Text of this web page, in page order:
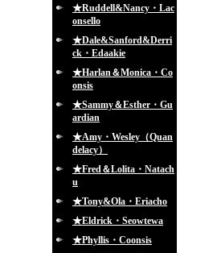
★Ruddell&Nancy・Lac
onsello
★Dale&Sanford&Derri
ck・Edaakie
★Harlan＆Monica・Co
onsis
★Sammy＆Esther・Gu
ardian
★Amy・Wesley（Quan
delacy）
★Fred＆Lolita・Natach
u
★Tony&Ola・Eriacho
★Eldrick・Seowtewa
★Phyllis・Coonsis